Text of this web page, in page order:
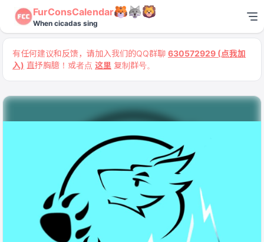
FurConsCalendar
When cicadas sing
有任何建议和反馈，请加入我们的QQ群聊 630572929 (点我加
入) 直抒胸臆！或者点 这里 复制群号。